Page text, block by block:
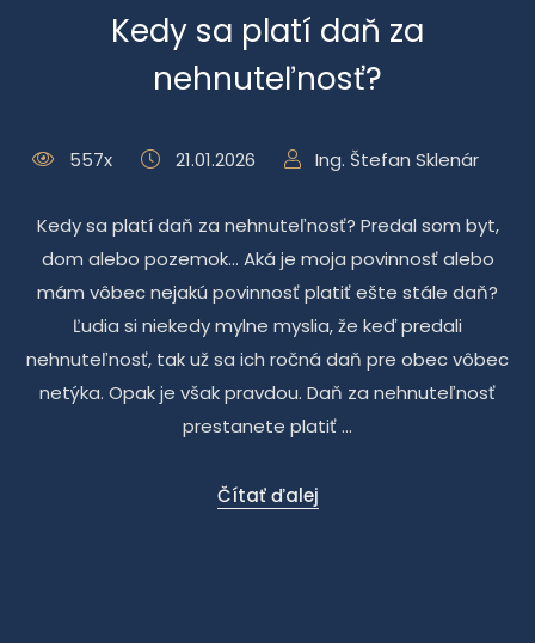
Kedy sa platí daň za
nehnuteľnosť?
557x 21.01.2026 Ing. Štefan Sklenár
Kedy sa platí daň za nehnuteľnosť? Predal som byt,
dom alebo pozemok... Aká je moja povinnosť alebo
mám vôbec nejakú povinnosť platiť ešte stále daň?
Ľudia si niekedy mylne myslia, že keď predali
nehnuteľnosť, tak už sa ich ročná daň pre obec vôbec
netýka. Opak je však pravdou. Daň za nehnuteľnosť
prestanete platiť ...
Čítať ďalej